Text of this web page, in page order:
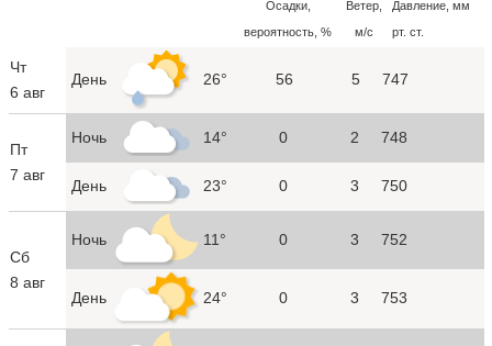
Осадки,
вероятность, %
Ветер,
м/с
Давление, мм
рт. ст.
Чт
6 авг
День 26° 56 5 747
Пт
7 авг
Ночь 14° 0 2 748
День 23° 0 3 750
Сб
8 авг
Ночь 11° 0 3 752
День 24° 0 3 753